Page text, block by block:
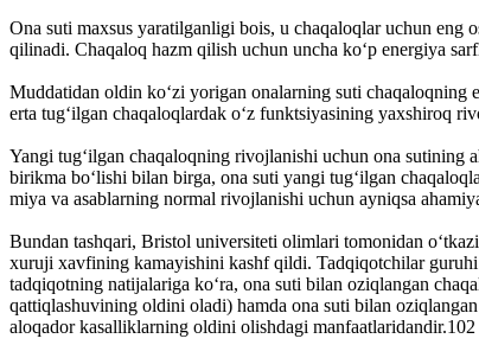
Ona suti maxsus yaratilganligi bois, u chaqaloqlar uchun eng
qilinadi. Chaqaloq hazm qilish uchun uncha ko‘p energiya
Muddatidan oldin ko‘zi yorigan onalarning suti
erta tug‘ilgan chaqaloqlardak o‘z funktsiyasining yaxshiroq
Yangi tug‘ilgan chaqaloqning rivojlanishi uchun ona sutining
birikma bo‘lishi bilan birga, ona suti yangi tug‘ilgan
miya va asablarning normal rivojlanishi uchun ayniqsa
Bundan tashqari, Bristol universiteti olimlari tomonidan
xuruji xavfining kamayishini kashf qildi. Tadqiqotchilar
tadqiqotning natijalariga ko‘ra, ona suti bilan oziqlangan
qattiqlashuvining oldini oladi) hamda ona suti bilan
aloqador kasalliklarning oldini olishdagi manfaatlaridandir.102